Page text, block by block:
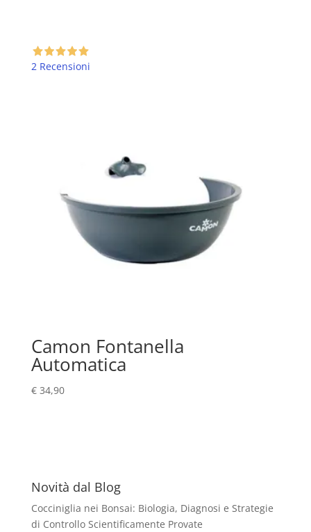
€ 12,88.
2 Recensioni
Camon Fontanella
Automatica
€34,90
Novità dal Blog
Cocciniglia nei Bonsai: Biologia, Diagnosi e Strategie
di Controllo Scientificamente Provate